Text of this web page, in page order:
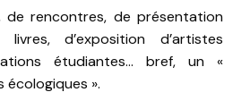
de rencontres, de présentation
d’exposition d’artistes
étudiantes… bref, un «
écologiques ».